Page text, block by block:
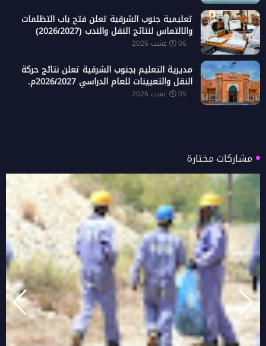
تعليمية جنوب الشرقية تعلن فتح باب التظلمات
والالتماس لنتائج النقل والندب (2026/2027)
06 غشت 2026
مديرية التعليم بجنوب الشرقية تعلن نتائج حركة
النقل والتعيينات للعام الدراسي 2026/2027م.
05 غشت 2026
مشاركات مختارة